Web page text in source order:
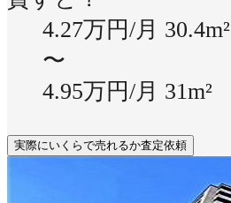
4.27万円/月 30.4m²
〜
4.95万円/月 31m²
実際にいくらで売れるか査定依頼